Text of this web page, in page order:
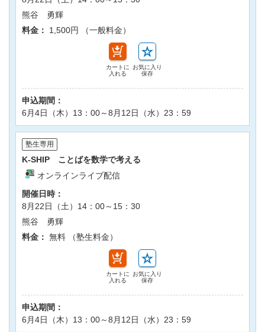
熊谷 勇輝
料金：
1,500円 （一般料金）
カートに
入れる
お気に入り
保存
申込期間：
6月4日（木）13：00～8月12日（水）23：59
塾生専用
K-SHIP ことばを数学で考える
オンラインライブ配信
開催日時：
8月22日（土）14：00～15：30
熊谷 勇輝
料金： 無料 （塾生料金）
カートに
入れる
お気に入り
保存
申込期間：
6月4日（木）13：00～8月12日（水）23：59